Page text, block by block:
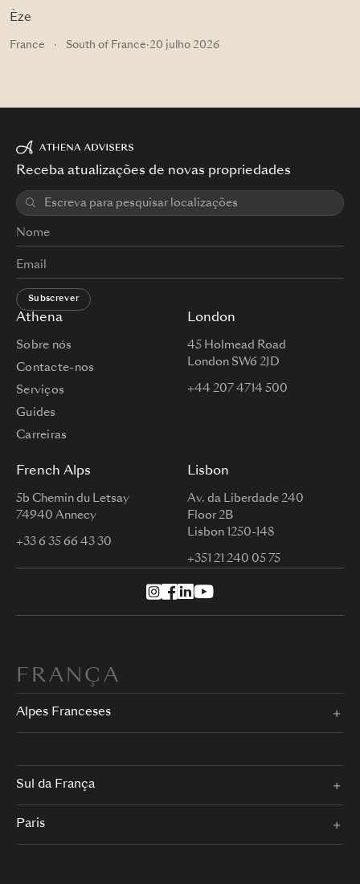
Èze
France · South of France·20 julho 2026
Athena
Sobre nós
Contacte-nos
Serviços
Guides
Carreiras
London
45 Holmead Road
London SW6 2JD
+44 207 4714 500
French Alps
5b Chemin du Letsay
74940 Annecy
+33 6 35 66 43 30
Lisbon
Av. da Liberdade 240
Floor 2B
Lisbon 1250-148
+351 21 240 05 75
Receba atualizações de novas propriedades
Subscrever
FRANÇA
Alpes Franceses
Sul da França
Paris